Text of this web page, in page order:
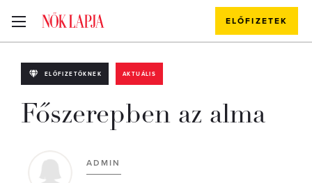
ELŐFIZETEK
ELŐFIZETŐKNEK AKTUÁLIS
Főszerepben az alma
ADMIN